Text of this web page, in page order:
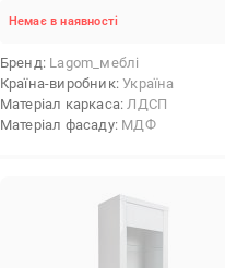
Немає в наявності
Бренд Lagom_меблі
Країна-виробник Україна
Матеріал каркаса ЛДСП
Матеріал фасаду МДФ